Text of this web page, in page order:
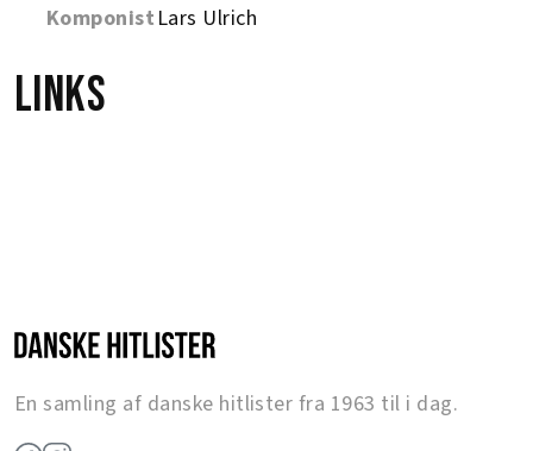
Komponist Lars Ulrich
Links
En samling af danske hitlister fra 1963 til i dag.